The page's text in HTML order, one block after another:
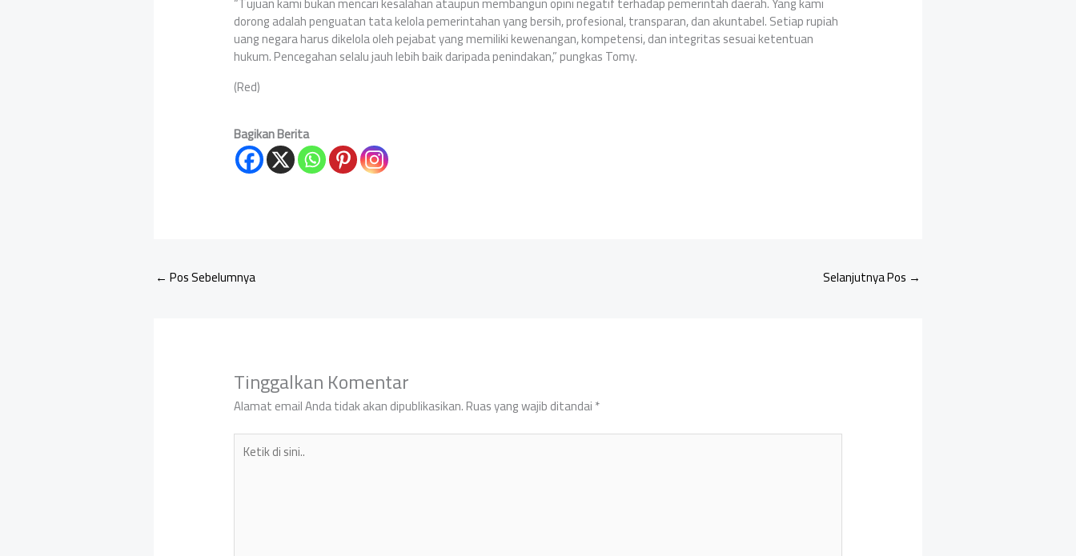
dorong adalah penguatan tata kelola pemerintahan yang bersih, profesional, transparan, dan akuntabel. Setiap rupiah
uang negara harus dikelola oleh pejabat yang memiliki kewenangan, kompetensi, dan integritas sesuai ketentuan
hukum. Pencegahan selalu jauh lebih baik daripada penindakan,” pungkas Tomy.
(Red)
Bagikan Berita
← Pos Sebelumnya Selanjutnya Pos →
Tinggalkan Komentar
Alamat email Anda tidak akan dipublikasikan.Ruas yang wajib ditandai*
Ketik